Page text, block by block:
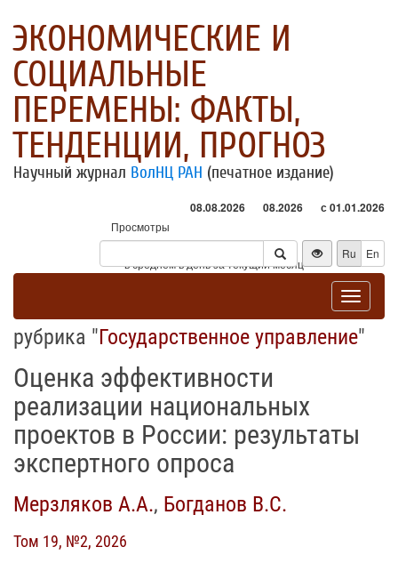
ЭКОНОМИЧЕСКИЕ И
СОЦИАЛЬНЫЕ
ПЕРЕМЕНЫ: ФАКТЫ,
ТЕНДЕНЦИИ, ПРОГНОЗ
Научный журнал ВолНЦ РАН (печатное издание)
08.08.2026 08.2026 с 01.01.2026
Просмотры
Посетители
* - в среднем в день за текущий месяц
Ru En
Toggle
рубрика "Государственное управление"
Оценка эффективности
реализации национальных
проектов в России: результаты
экспертного опроса
Мерзляков А.А., Богданов В.С.
Том 19, №2, 2026